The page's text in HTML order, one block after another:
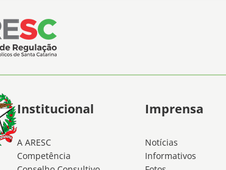
Institucional
A ARESC
Competência
Imprensa
Notícias
Informativos